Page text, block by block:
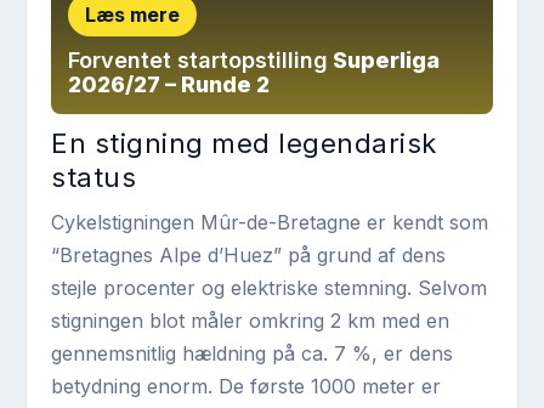
Læs mere
Forventet startopstilling Superliga
2026/27 – Runde 2
En stigning med legendarisk
status
Cykelstigningen Mûr-de-Bretagne er kendt som
“Bretagnes Alpe d’Huez” på grund af dens
stejle procenter og elektriske stemning. Selvom
stigningen blot måler omkring 2 km med en
gennemsnitlig hældning på ca. 7 %, er dens
betydning enorm. De første 1000 meter er